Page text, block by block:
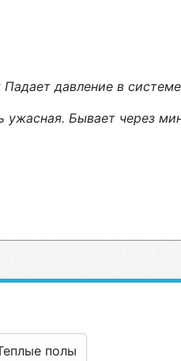
давление в
Бывает через
полы